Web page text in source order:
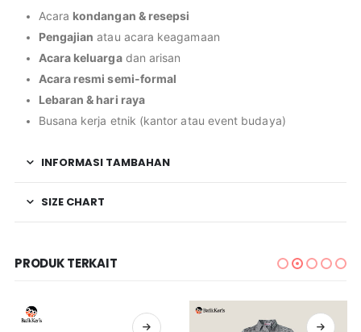
Acara kondangan & resepsi
Pengajian atau acara keagamaan
Acara keluargadan arisan
Acara resmi semi-formal
Lebaran & hari raya
Busana kerja etnik (kantor atau event budaya)
INFORMASI TAMBAHAN
SIZE CHART
PRODUK TERKAIT